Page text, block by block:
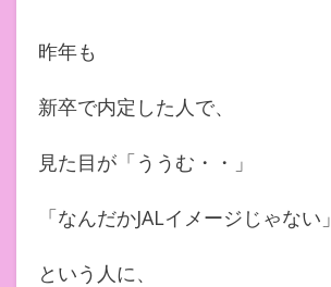
昨年も
新卒で内定した人で、
見た目が「ううむ・・」
「なんだかJALイメージじゃない」
という人に、